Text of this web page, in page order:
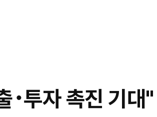
･투자 촉진 기대"